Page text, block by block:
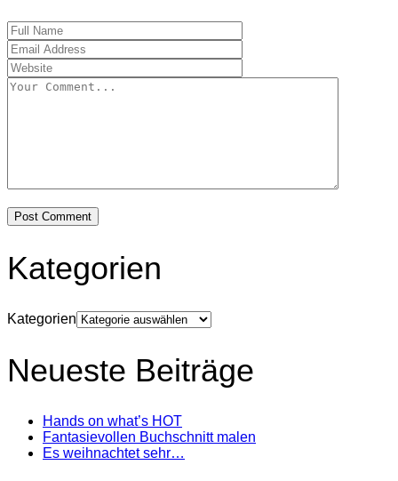
Kategorien
Kategorien
Neueste Beiträge
Hands on what’s HOT
Fantasievollen Buchschnitt malen
Es weihnachtet sehr…